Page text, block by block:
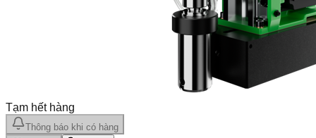
Tạm hết hàng
Thông báo khi có hàng